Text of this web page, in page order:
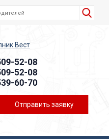
52-08
52-08
60-70
Отправить заявку